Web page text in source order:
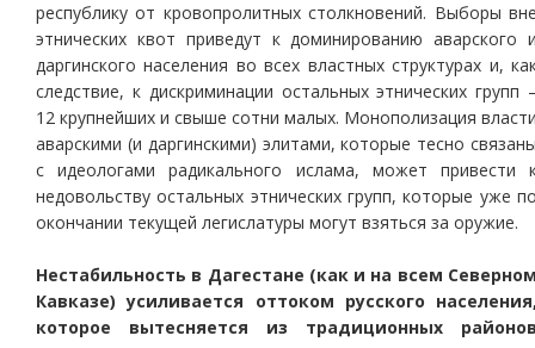
республику от кровопролитных столкновений. Выборы
этнических квот приведут к доминированию аварского
даргинского населения во всех властных структурах и,
следствие, к дискриминации остальных этнических групп
12 крупнейших и свыше сотни малых. Монополизация
аварскими (и даргинскими) элитами, которые тесно
с идеологами радикального ислама, может привести
недовольству остальных этнических групп, которые уже
окончании текущей легислатуры могут взяться за оружие.
Нестабильность в Дагестане (как и на всем
Кавказе) усиливается оттоком русского
которое вытесняется из традиционных